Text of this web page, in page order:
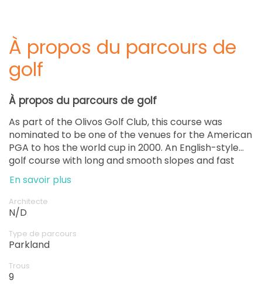
À propos du parcours de
golf
À propos du parcours de golf
As part of the Olivos Golf Club, this course was
nominated to be one of the venues for the American
PGA to hos the world cup in 2000. An English-style
golf course with long and smooth slopes and fast
greens with notorious movement to increase the
difficulty.
En savoir plus
Architecte
N/D
Type de parcours
Parkland
Trous
9